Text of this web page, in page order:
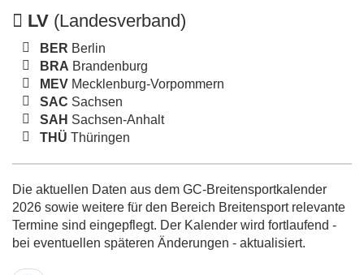
LV (Landesverband)
BER Berlin
BRA Brandenburg
MEV Mecklenburg-Vorpommern
SAC Sachsen
SAH Sachsen-Anhalt
THÜ Thüringen
Die aktuellen Daten aus dem GC-Breitensportkalender
2026 sowie weitere für den Bereich Breitensport relevante
Termine sind eingepflegt. Der Kalender wird fortlaufend -
bei eventuellen späteren Änderungen - aktualisiert.